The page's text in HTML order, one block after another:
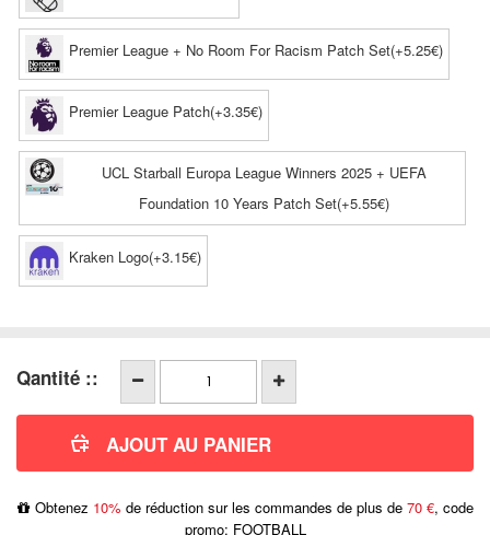
Premier League + No Room For Racism Patch Set(+5.25€)
Premier League Patch(+3.35€)
UCL Starball Europa League Winners 2025 + UEFA
Foundation 10 Years Patch Set(+5.55€)
Kraken Logo(+3.15€)
Qantité ::
Obtenez 10% de réduction sur les commandes de plus de 70 €, code
promo: FOOTBALL